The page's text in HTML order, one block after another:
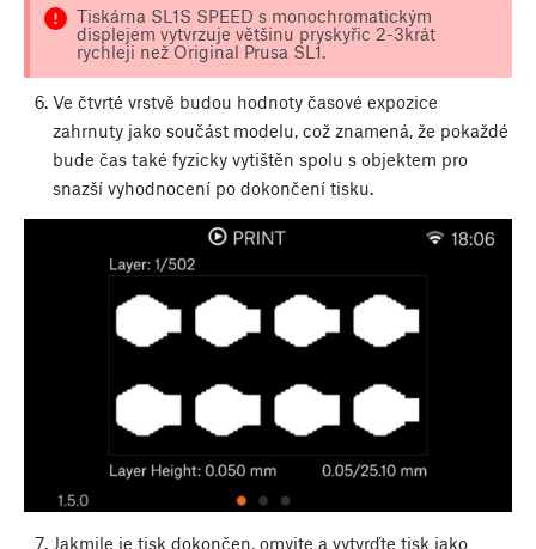
Tiskárna SL1S SPEED s monochromatickým
displejem vytvrzuje většinu pryskyřic 2-3krát
rychleji než Original Prusa SL1.
Ve čtvrté vrstvě budou hodnoty časové expozice
zahrnuty jako součást modelu, což znamená, že pokaždé
bude čas také fyzicky vytištěn spolu s objektem pro
snazší vyhodnocení po dokončení tisku.
Jakmile je tisk dokončen, omyjte a vytvrďte tisk jako